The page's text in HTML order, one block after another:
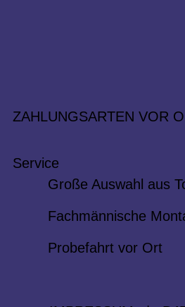
ZAHLUNGSARTEN VOR
Service
Große Auswahl aus
Fachmännische
Probefahrt vor Ort